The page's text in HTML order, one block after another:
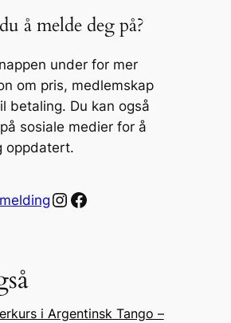
å melde deg på?
under for mer
om pris, medlemskap
betaling. Du kan også
sosiale medier for å
oppdatert.
Instagram Facebook
i Argentinsk Tango –